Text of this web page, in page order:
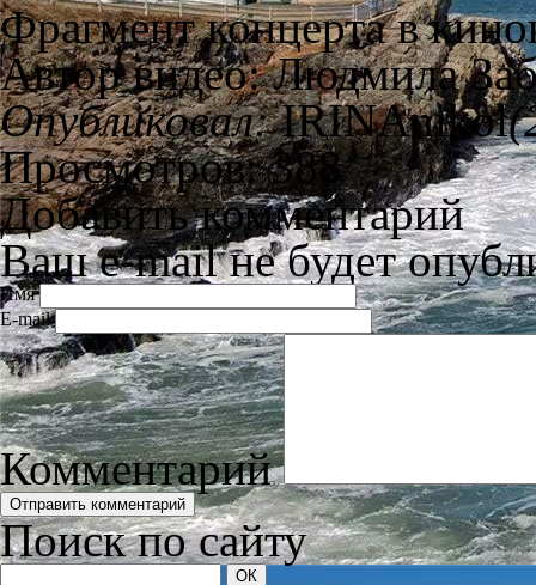
Фрагмент концерта в
Автор видео: Людмила
Опубликовал:IRINAnikol
Просмотров: 388
Добавить комментарий
Ваш e-mail не будет
Имя
E-mail
Комментарий
Поиск по сайту